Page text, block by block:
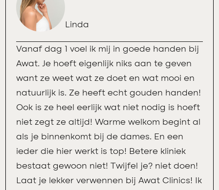
Linda
Vanaf dag 1 voel ik mij in goede handen bij
Awat. Je hoeft eigenlijk niks aan te geven
want ze weet wat ze doet en wat mooi en
natuurlijk is. Ze heeft echt gouden handen!
Ook is ze heel eerlijk wat niet nodig is hoeft
niet zegt ze altijd! Warme welkom begint al
als je binnenkomt bij de dames. En een
ieder die hier werkt is top! Betere kliniek
bestaat gewoon niet! Twijfel je? niet doen!
Laat je lekker verwennen bij Awat Clinics! Ik